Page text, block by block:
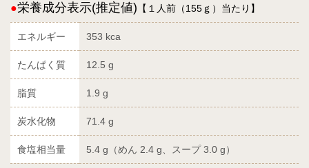
栄養成分表示(推定値) 【１人前（155ｇ）当たり】
エネルギー 353 kca
たんぱく質 12.5 g
脂質 1.9 g
炭水化物 71.4 g
食塩相当量 5.4 g（めん 2.4 g、スープ 3.0 g）